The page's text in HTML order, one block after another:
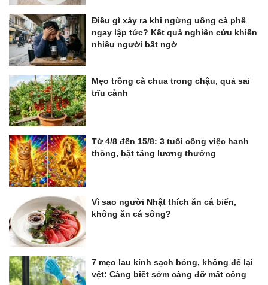
Điều gì xảy ra khi ngừng uống cà phê
ngay lập tức? Kết quả nghiên cứu khiến
nhiều người bất ngờ
Mẹo trồng cà chua trong chậu, quả sai
trĩu cành
Từ 4/8 đến 15/8: 3 tuổi công việc hanh
thông, bật tăng lương thưởng
Vì sao người Nhật thích ăn cá biển,
không ăn cá sông?
7 mẹo lau kính sạch bóng, không để lại
vệt: Càng biết sớm càng đỡ mất công